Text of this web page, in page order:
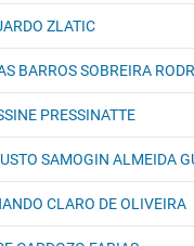
ZLATIC
BARROS SOBREIRA
PRESSINATTE
SAMOGIN ALMEIDA
CLARO DE OLIVEIRA